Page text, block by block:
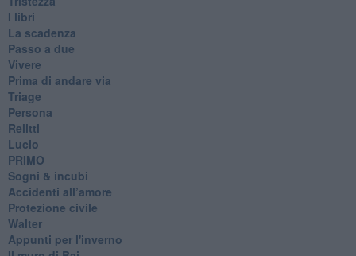
I libri
La scadenza
Passo a due
Vivere
Prima di andare via
Triage
Persona
Relitti
Lucio
PRIMO
Sogni & incubi
Accidenti all’amore
Protezione civile
Walter
Appunti per l'inverno